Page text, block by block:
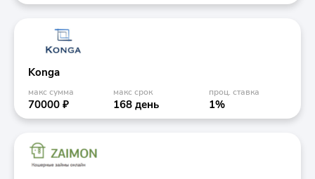
Konga
макс сумма
70000 ₽
макс срок
168 день
проц. ставка
1%